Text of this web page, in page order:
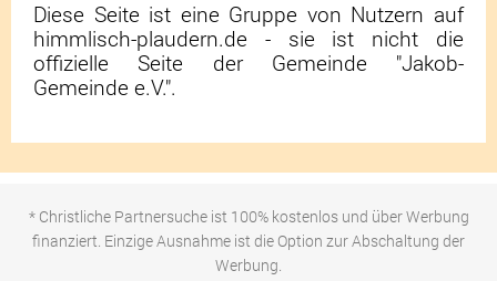
Diese Seite ist eine Gruppe von Nutzern auf
himmlisch-plaudern.de - sie ist nicht die
offizielle Seite der Gemeinde "Jakob-
Gemeinde e.V.".
* Christliche Partnersuche ist 100% kostenlos und über Werbung
finanziert. Einzige Ausnahme ist die Option zur Abschaltung der
Werbung.